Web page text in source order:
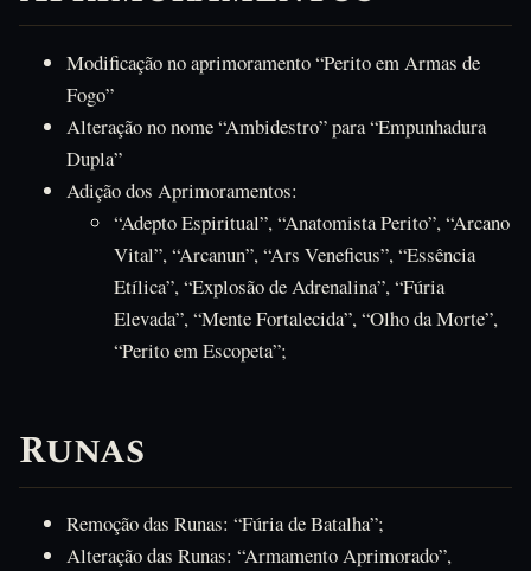
Modificação no aprimoramento “Perito em Armas de
Fogo”
Alteração no nome “Ambidestro” para “Empunhadura
Dupla”
Adição dos Aprimoramentos:
“Adepto Espiritual”, “Anatomista Perito”, “Arcano
Vital”, “Arcanun”, “Ars Veneficus”, “Essência
Etílica”, “Explosão de Adrenalina”, “Fúria
Elevada”, “Mente Fortalecida”, “Olho da Morte”,
“Perito em Escopeta”;
Runas
Remoção das Runas: “Fúria de Batalha”;
Alteração das Runas: “Armamento Aprimorado”,